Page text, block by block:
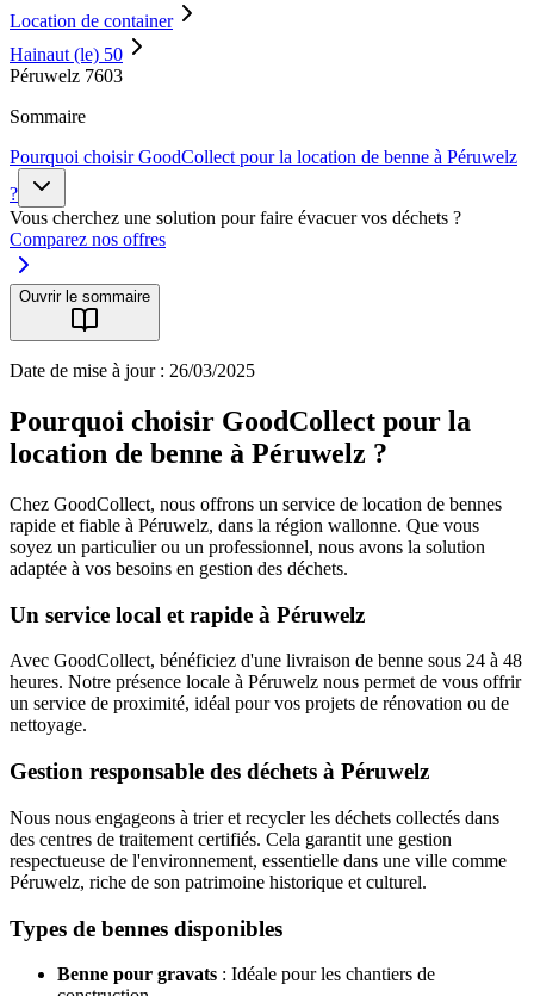
Location de container
Hainaut (le) 50
Péruwelz 7603
Sommaire
Pourquoi choisir GoodCollect pour la location de benne à Péruwelz
?
Vous cherchez une solution pour faire évacuer vos déchets ?
Comparez nos offres
Ouvrir le sommaire
Date de mise à jour : 26/03/2025
Pourquoi choisir GoodCollect pour la
location de benne à Péruwelz ?
Chez GoodCollect, nous offrons un service de location de bennes
rapide et fiable à Péruwelz, dans la région wallonne. Que vous
soyez un particulier ou un professionnel, nous avons la solution
adaptée à vos besoins en gestion des déchets.
Un service local et rapide à Péruwelz
Avec GoodCollect, bénéficiez d'une livraison de benne sous 24 à 48
heures. Notre présence locale à Péruwelz nous permet de vous offrir
un service de proximité, idéal pour vos projets de rénovation ou de
nettoyage.
Gestion responsable des déchets à Péruwelz
Nous nous engageons à trier et recycler les déchets collectés dans
des centres de traitement certifiés. Cela garantit une gestion
respectueuse de l'environnement, essentielle dans une ville comme
Péruwelz, riche de son patrimoine historique et culturel.
Types de bennes disponibles
Benne pour gravats : Idéale pour les chantiers de